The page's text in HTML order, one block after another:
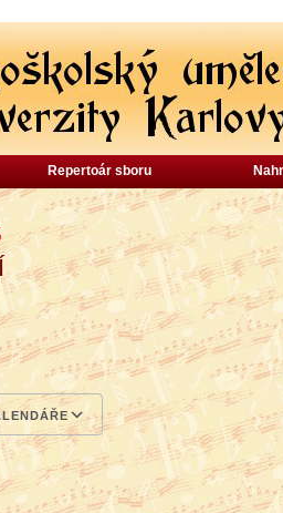
Repertoár sboru
Office 365 Outlook Live